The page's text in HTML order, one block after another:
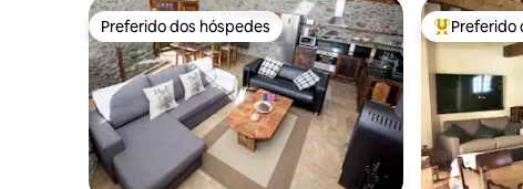
Preferido dos hóspedes
Preferido dos hóspedes Entre os
Preferido